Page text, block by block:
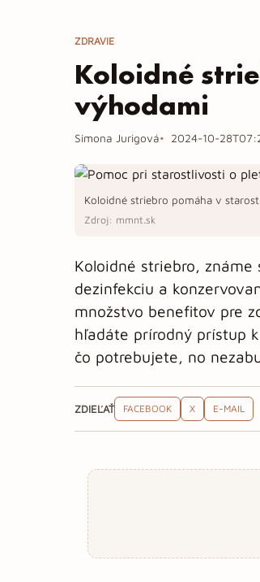
ZDRAVIE
Koloidné
výhodami
Simona Jurigová 2024-10-
Koloidné striebro pomáha v
Zdroj: mmnt.sk
Koloidné striebro,
dezinfekciu a
množstvo benefitov pre
hľadáte prírodný prístup
čo potrebujete, no
ZDIEĽAŤ FACEBOOK X E-MAIL